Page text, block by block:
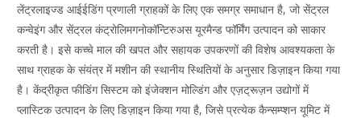
लेंट्रलाइज्ड आईईडिंग प्रणाली ग्राहकों के लिए एक समग्र समाधान है, जो सेंट्रल
कन्वेइंग और सेंट्रल कंट्रोलिमगनोकॉन्टिरुअस यूरमैन्ड फॉर्मिंग उत्पादन को साकार
करती है। इसे कच्चे माल की खपत और सहायक उपकरणों की विशेष आवश्यकता के
साथ ग्राहक के संयंत्र में मशीन की स्थानीय स्थितियों के अनुसार डिज़ाइन किया गया
है। केंद्रीकृत फीडिंग सिस्टम को इंजेक्शन मोल्डिंग और एज़ट्रूज़न उद्योगों में
प्लास्टिक उत्पादन के लिए डिज़ाइन किया गया है, जिसे प्रत्येक कैन्सम्प्शन यूमिट में